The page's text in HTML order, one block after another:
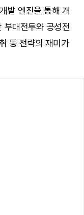
발 엔진을 통해 개
부대전투와 공성전
등 전략의 재미가